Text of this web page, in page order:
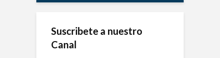
Suscribete a nuestro
Canal